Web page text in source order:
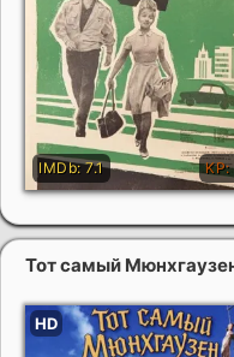
Тот самый